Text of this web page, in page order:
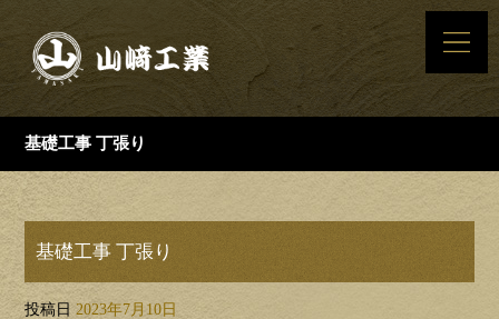
基礎工事 丁張り
基礎工事 丁張り
投稿日 2023年7月10日